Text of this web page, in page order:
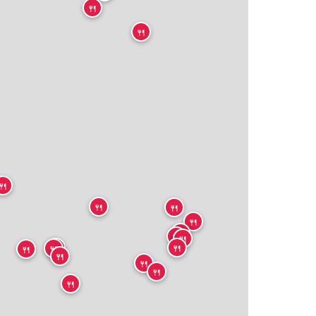
🍴 🍴
🍴
🍴
🍴
🍴
🍴
🍴
🍴
🍴
🍴
🍴🍴
🍴
🍴
🍴